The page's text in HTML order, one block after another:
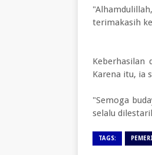
terimakasih
Keberhasilan
Karena itu, ia
"Semoga
selalu
TAGS: